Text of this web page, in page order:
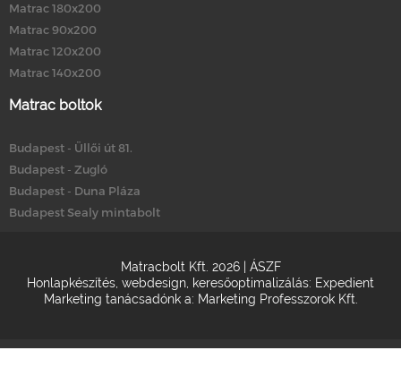
Matrac 180x200
Matrac 90x200
Matrac 120x200
Matrac 140x200
Matrac boltok
Budapest - Üllői út 81.
Budapest - Zugló
Budapest - Duna Pláza
Budapest Sealy mintabolt
Matracbolt Kft. 2026 | ÁSZF
Honlapkészítés, webdesign, keresőoptimalizálás: Expedient
Marketing tanácsadónk a: Marketing Professzorok Kft.